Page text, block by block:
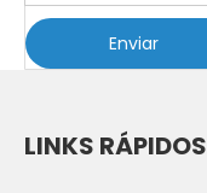
Enviar
LINKS RÁPIDOS